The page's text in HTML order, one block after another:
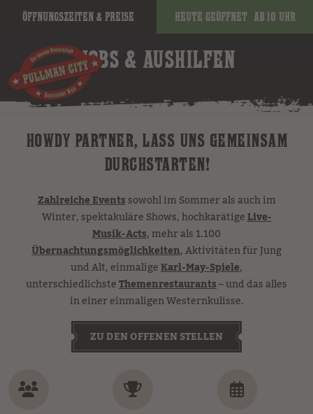
Öffnungszeiten & Preise Heute geöffnet ab 10 Uhr
JOBS & AUSHILFEN
HOWDY PARTNER, LASS UNS GEMEINSAM
DURCHSTARTEN!
Zahlreiche Eventssowohl im Sommer als auch im
Winter, spektakuläre Shows, hochkarätigeLive-
Musik-Acts, mehr als 1.100
Übernachtungsmöglichkeiten, Aktivitäten für Jung
und Alt, einmaligeKarl-May-Spiele,
unterschiedlichsteThemenrestaurants– und das alles
in einer einmaligen Westernkulisse.
ZU DEN OFFENEN STELLEN